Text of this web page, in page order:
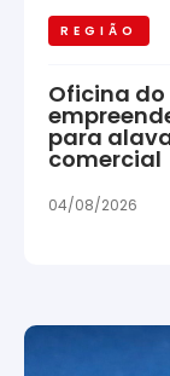
REGIÃO
Oficina
para
comercial
04/08/2026